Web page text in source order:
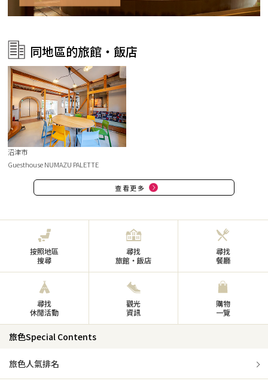
同地區的旅館・飯店
沼津市
Guesthouse NUMAZU PALETTE
查看更多
按照地區
搜尋
尋找
旅館・飯店
尋找
餐廳
尋找
休閒活動
觀光
資訊
購物
一覽
旅色Special Contents
旅色人氣排名